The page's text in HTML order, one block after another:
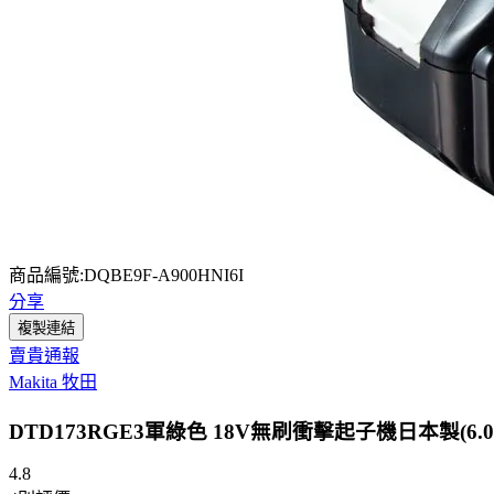
商品編號:DQBE9F-A900HNI6I
分享
複製連結
賣貴通報
Makita 牧田
DTD173RGE3軍綠色 18V無刷衝擊起子機日本製
4.8